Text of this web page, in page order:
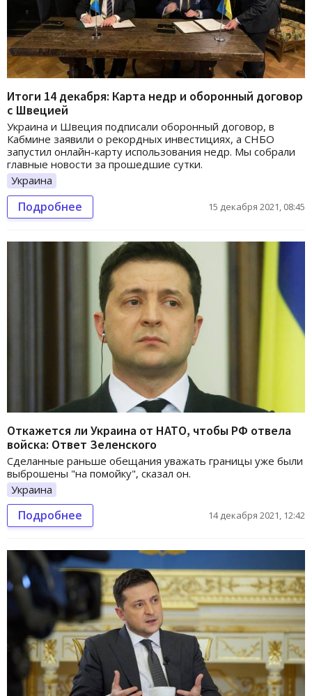
Итоги 14 декабря: Карта недр и оборонный договор
с Швецией
Украина и Швеция подписали оборонный договор, в
Кабмине заявили о рекордных инвестициях, а СНБО
запустил онлайн-карту использования недр. Мы собрали
главные новости за прошедшие сутки.
Украина
Подробнее 15 декабря 2021, 08:45
Откажется ли Украина от НАТО, чтобы РФ отвела
войска: Ответ Зеленского
Сделанные раньше обещания уважать границы уже были
выброшены "на помойку", сказал он.
Украина
Подробнее 14 декабря 2021, 12:42